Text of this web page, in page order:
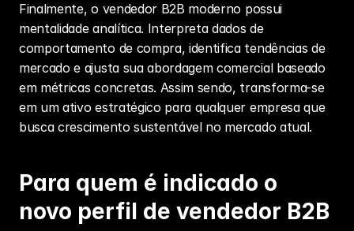
Finalmente, o vendedor B2B moderno possui
mentalidade analítica. Interpreta dados de
comportamento de compra, identifica tendências de
mercado e ajusta sua abordagem comercial baseado
em métricas concretas. Assim sendo, transforma-se
em um ativo estratégico para qualquer empresa que
busca crescimento sustentável no mercado atual.
Para quem é indicado o
novo perfil de vendedor B2B